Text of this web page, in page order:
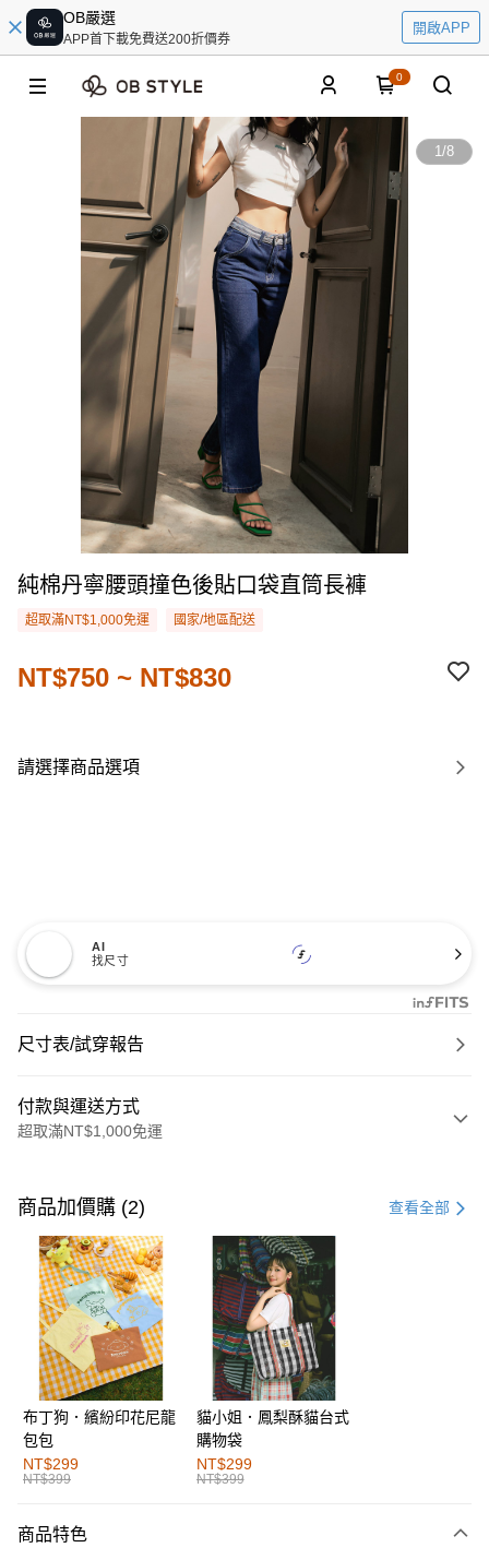
OB嚴選
APP首下載免費送200折價券
開啟APP
0
1/8
純棉丹寧腰頭撞色後貼口袋直筒長褲
超取滿NT$1,000免運 國家/地區配送
NT$750 ~ NT$830
請選擇商品選項
AI
找尺寸
尺寸表/試穿報告
付款與運送方式
超取滿NT$1,000免運
信用卡一次付款
購物金
超商取貨付款
LINE Pay
街口支付
運送方式
全家取貨付款
每筆NT$60，滿NT$1,000(含以上)免運費
付款後全家取貨
商品加價購 (2) 查看全部
布丁狗．繽紛印花尼龍
包包
NT$299
NT$399
貓小姐．鳳梨酥貓台式
購物袋
NT$299
NT$399
商品特色